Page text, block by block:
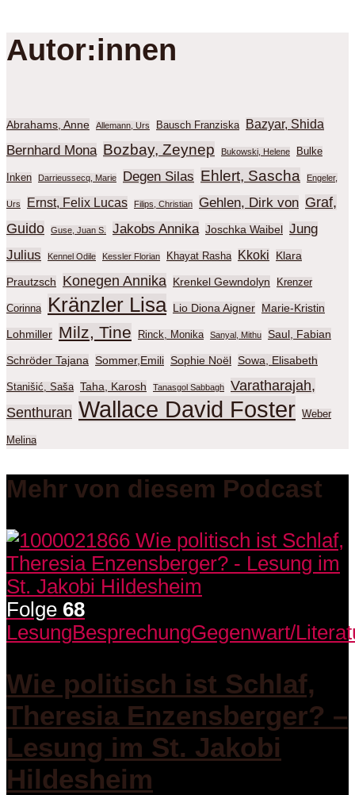
Autor:innen
Abrahams, Anne Allemann, Urs Bausch Franziska Bazyar, Shida
Bernhard Mona Bozbay, Zeynep Bukowski, Helene Bulke
Inken Darrieussecq, Marie Degen Silas Ehlert, Sascha Engeler,
Urs Ernst, Felix Lucas Filips, Christian Gehlen, Dirk von Graf,
Guido
Guse, Juan S. Jakobs Annika Joschka Waibel Jung
Julius
Kennel Odile Kessler Florian Khayat Rasha Kkoki Klara
Prautzsch Konegen Annika Krenkel Gewndolyn Krenzer
Corinna Kränzler Lisa Lio Diona Aigner Marie-Kristin
Lohmiller Milz, Tine Rinck, Monika Sanyal, Mithu Saul, Fabian
Schröder Tajana Sommer,Emili Sophie Noël Sowa, Elisabeth
Stanišić, Saša Taha, Karosh Tanasgol Sabbagh
Varatharajah,
Senthuran Wallace David Foster Weber
Melina
Mehr von diesem Podcast
Folge 68
LesungBesprechungGegenwart/
Wie politisch ist Schlaf,
Theresia Enzensberger? –
Lesung im St. Jakobi
Hildesheim